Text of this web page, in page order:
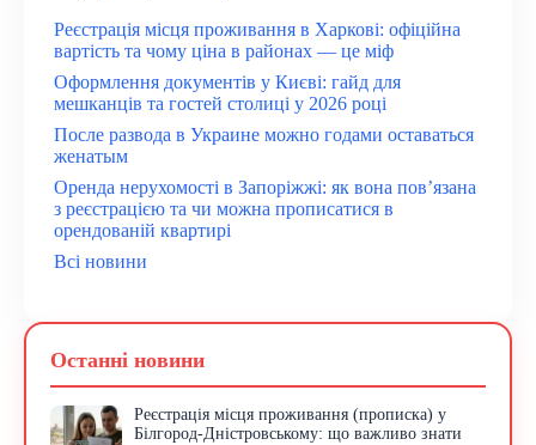
Реєстрація місця проживання в Харкові: офіційна
вартість та чому ціна в районах — це міф
Оформлення документів у Києві: гайд для
мешканців та гостей столиці у 2026 році
После развода в Украине можно годами оставаться
женатым
Оренда нерухомості в Запоріжжі: як вона пов’язана
з реєстрацією та чи можна прописатися в
орендованій квартирі
Всі новини
Останні новини
Реєстрація місця проживання (прописка) у
Білгород-Дністровському: що важливо знати